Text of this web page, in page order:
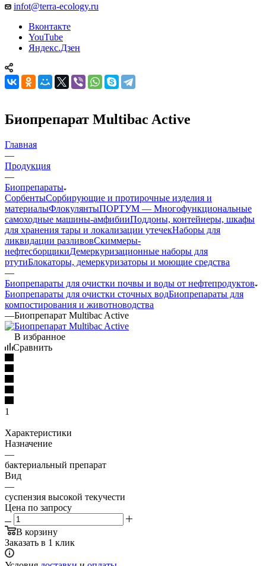
infot@terra-ecology.ru
Вконтакте
YouTube
Яндекс.Дзен
Биопрепарат Multibac Active
Главная
—
Продукция
—
Биопрепараты
СорбентыСорбирующие и протирочные изделия и
материалыФлокулянтыПОРТУМ — Многофункциональные
самоходные машины-амфибииПоддоны, контейнеры, шкафы
для хранения тары и локализации утечекНаборы для
ликвидации разливовСкиммеры-
нефтесборщикиДемеркуризационные наборы для
ртутиБлокаторы, демеркуризаторы и моющие средства
—
Биопрепараты для очистки почвы и воды от нефтепродуктов
Биопрепараты для очистки сточных водБиопрепараты для
компостирования и животноводства
—Биопрепарат Multibac Active
В избранное
Сравнить
1
Характеристики
Назначение
—
бактериальный препарат
Вид
—
суспензия высокой текучести
Цена по запросу
В корзину
Заказать в 1 клик